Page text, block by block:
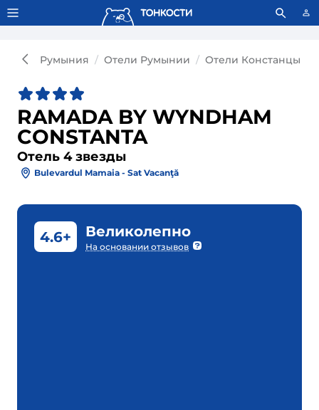
Тонкости используют сookie-файлы. Что это значит?
Румыния Отели Румынии Отели Констанцы
RAMADA BY WYNDHAM
CONSTANTA
Отель 4 звезды
Bulevardul Mamaia - Sat Vacanţă
4.6+ Великолепно
На основании отзывов